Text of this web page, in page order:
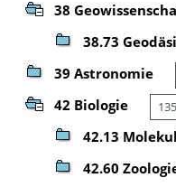
38
38.73
39 Astronomie
42 Biologie
42.13
42.60